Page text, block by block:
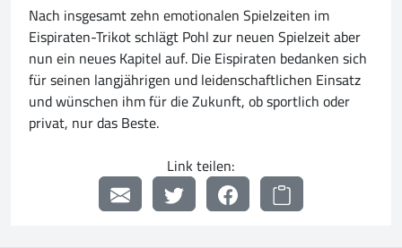
Nach insgesamt zehn emotionalen Spielzeiten im
Eispiraten-Trikot schlägt Pohl zur neuen Spielzeit aber
nun ein neues Kapitel auf. Die Eispiraten bedanken sich
für seinen langjährigen und leidenschaftlichen Einsatz
und wünschen ihm für die Zukunft, ob sportlich oder
privat, nur das Beste.
Link teilen: